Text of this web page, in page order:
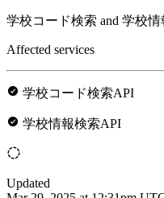
学校コード検索 and 学校情
Affected services
学校コード検索API
学校情報検索API
Updated